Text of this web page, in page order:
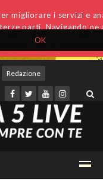
OK
migliorare i servizi e
parti. Navigando
Redazione